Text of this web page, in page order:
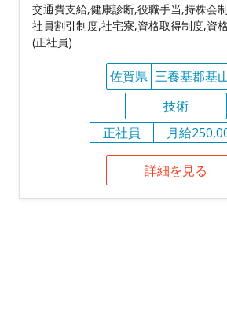
交通費支給,健康診断,役職手当,持株会
社員割引制度,社宅寮,資格取得制度,資
(正社員)
佐賀県 三養基郡基
技術
正社員
月給
詳細を見る